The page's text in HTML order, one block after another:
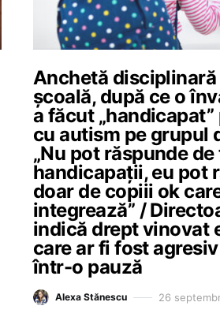
Anchetă disciplinară
școală, după ce o
a făcut „handicapat”
cu autism pe grupul
„Nu pot răspunde
handicapații, eu pot
doar de copiii ok
integrează” /
indică drept vinovat
care ar fi fost
într-o pauză
Alexa Stănescu 26